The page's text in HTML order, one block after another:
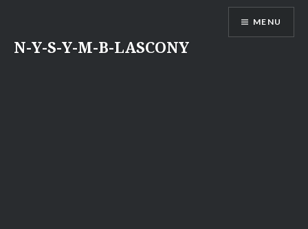
contenu
N-Y-S-Y-M-B-LASCONY
MENU